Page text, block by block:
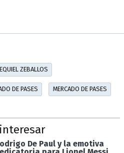
ZEBALLOS
DE PASES MERCADO DE PASES
De Paul y la emotiva